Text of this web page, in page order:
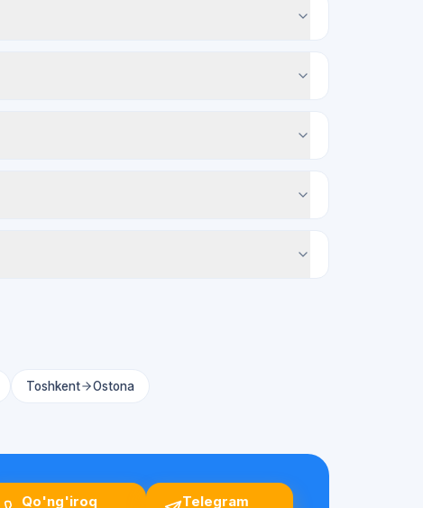
Toshkent Ostona
Qo'ng'iroq Telegram